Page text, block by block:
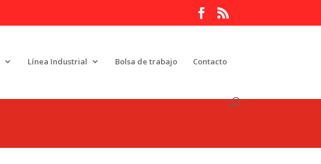
Línea Industrial Bolsa de trabajo Contacto